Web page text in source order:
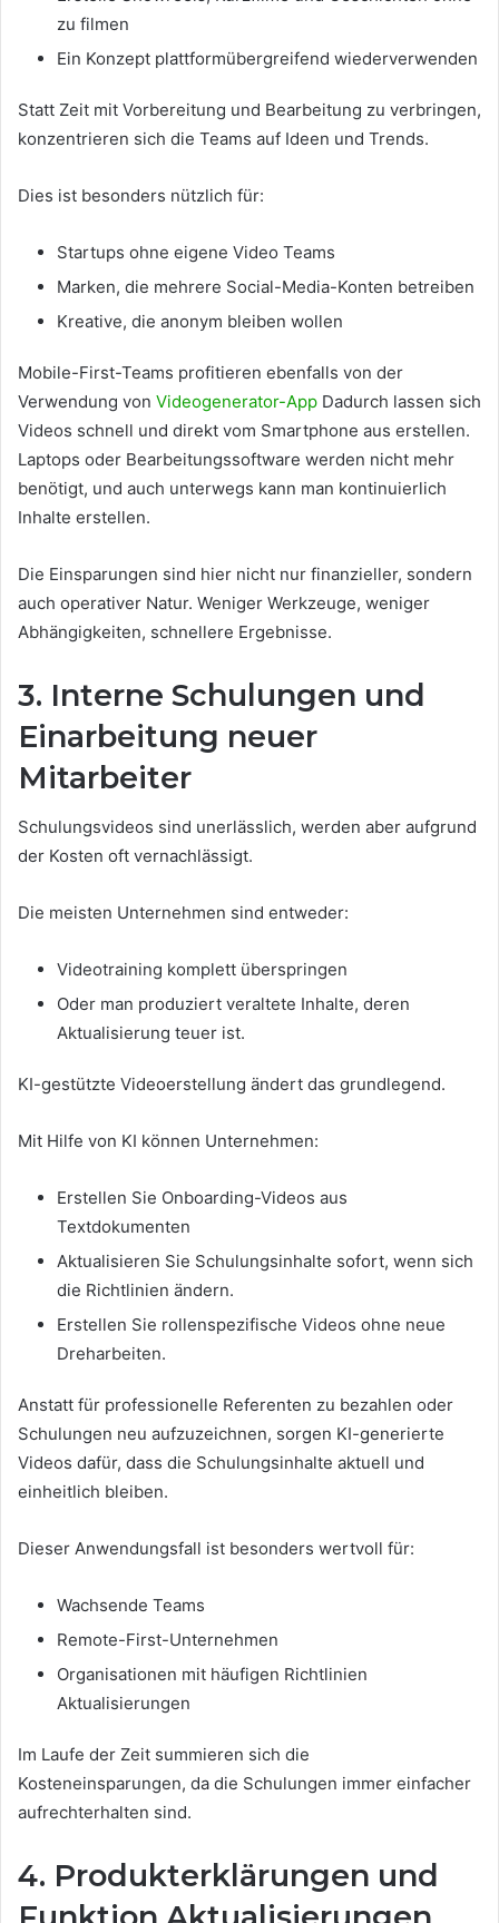
zu filmen
Ein Konzept plattformübergreifend wiederverwenden
Statt Zeit mit Vorbereitung und Bearbeitung zu verbringen,
konzentrieren sich die Teams auf Ideen und Trends.
Dies ist besonders nützlich für:
Startups ohne eigene Video Teams
Marken, die mehrere Social-Media-Konten betreiben
Kreative, die anonym bleiben wollen
Mobile-First-Teams profitieren ebenfalls von der
Verwendung von Videogenerator-App Dadurch lassen sich
Videos schnell und direkt vom Smartphone aus erstellen.
Laptops oder Bearbeitungssoftware werden nicht mehr
benötigt, und auch unterwegs kann man kontinuierlich
Inhalte erstellen.
Die Einsparungen sind hier nicht nur finanzieller, sondern
auch operativer Natur. Weniger Werkzeuge, weniger
Abhängigkeiten, schnellere Ergebnisse.
3. Interne Schulungen und
Einarbeitung neuer
Mitarbeiter
Schulungsvideos sind unerlässlich, werden aber aufgrund
der Kosten oft vernachlässigt.
Die meisten Unternehmen sind entweder:
Videotraining komplett überspringen
Oder man produziert veraltete Inhalte, deren
Aktualisierung teuer ist.
KI-gestützte Videoerstellung ändert das grundlegend.
Mit Hilfe von KI können Unternehmen:
Erstellen Sie Onboarding-Videos aus
Textdokumenten
Aktualisieren Sie Schulungsinhalte sofort, wenn sich
die Richtlinien ändern.
Erstellen Sie rollenspezifische Videos ohne neue
Dreharbeiten.
Anstatt für professionelle Referenten zu bezahlen oder
Schulungen neu aufzuzeichnen, sorgen KI-generierte
Videos dafür, dass die Schulungsinhalte aktuell und
einheitlich bleiben.
Dieser Anwendungsfall ist besonders wertvoll für:
Wachsende Teams
Remote-First-Unternehmen
Organisationen mit häufigen Richtlinien
Aktualisierungen
Im Laufe der Zeit summieren sich die
Kosteneinsparungen, da die Schulungen immer einfacher
aufrechterhalten sind.
4. Produkterklärungen und